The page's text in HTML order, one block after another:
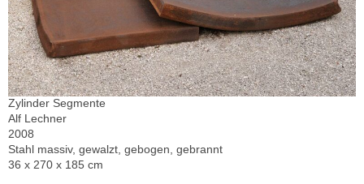
Zylinder Segmente
Alf Lechner
2008
Stahl massiv, gewalzt, gebogen, gebrannt
36 x 270 x 185 cm